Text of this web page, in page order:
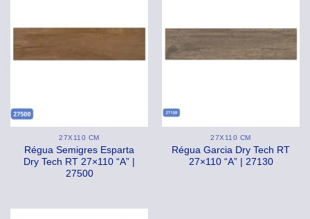
27X110 CM
Régua Semigres Esparta
Dry Tech RT 27×110 “A” |
27500
27X110 CM
Régua Garcia Dry Tech RT
27×110 “A” | 27130